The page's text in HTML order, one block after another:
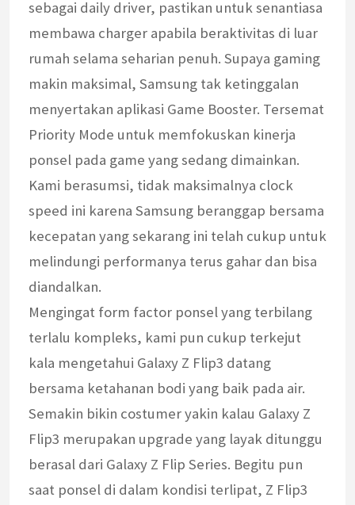
sebagai daily driver, pastikan untuk senantiasa
membawa charger apabila beraktivitas di luar
rumah selama seharian penuh. Supaya gaming
makin maksimal, Samsung tak ketinggalan
menyertakan aplikasi Game Booster. Tersemat
Priority Mode untuk memfokuskan kinerja
ponsel pada game yang sedang dimainkan.
Kami berasumsi, tidak maksimalnya clock
speed ini karena Samsung beranggap bersama
kecepatan yang sekarang ini telah cukup untuk
melindungi performanya terus gahar dan bisa
diandalkan.
Mengingat form factor ponsel yang terbilang
terlalu kompleks, kami pun cukup terkejut
kala mengetahui Galaxy Z Flip3 datang
bersama ketahanan bodi yang baik pada air.
Semakin bikin costumer yakin kalau Galaxy Z
Flip3 merupakan upgrade yang layak ditunggu
berasal dari Galaxy Z Flip Series. Begitu pun
saat ponsel di dalam kondisi terlipat, Z Flip3